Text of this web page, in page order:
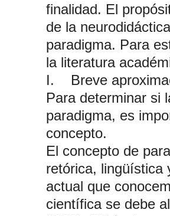
finalidad. El
de la
paradigma. Para
la literatura
I. Breve
Para determinar si
paradigma, es
concepto.
El concepto de
retórica, lingüística
actual que
científica se debe